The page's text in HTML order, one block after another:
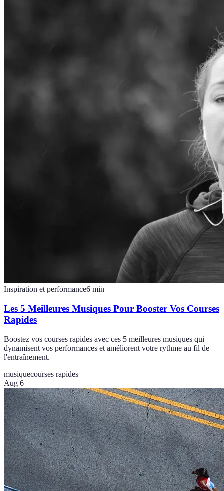
Inspiration et performance6 min
Les 5 Meilleures Musiques Pour Booster Vos Courses
Rapides
Boostez vos courses rapides avec ces 5 meilleures musiques qui
dynamisent vos performances et améliorent votre rythme au fil de
l'entraînement.
musiquecourses rapides
Aug 6